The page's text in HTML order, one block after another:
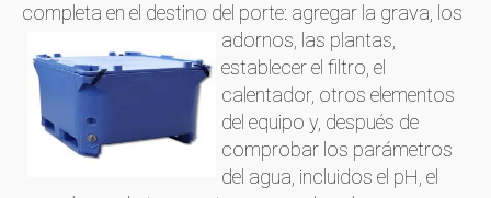
completa en el destino del porte: agregar la grava, los
adornos, las plantas,
establecer el filtro, el
calentador, otros elementos
del equipo y, después de
comprobar los parámetros
del agua, incluidos el pH, el